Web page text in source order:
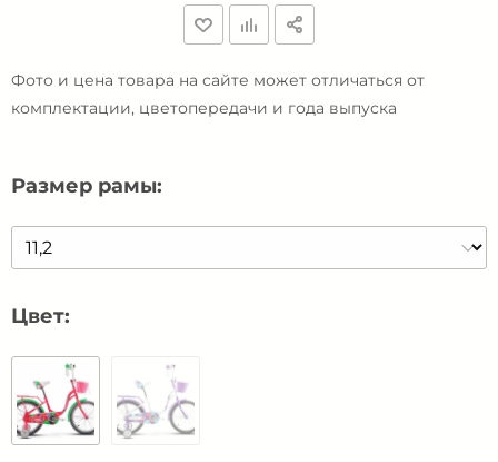
Фото и цена товара на сайте может отличаться от
комплектации, цветопередачи и года выпуска
Размер рамы:
Цвет: